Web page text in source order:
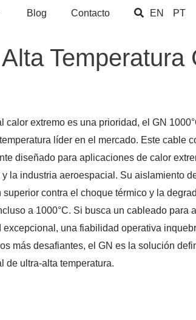
Blog Contacto EN PT
Temperatura
calor extremo es una prioridad, el GN
líder en el mercado. Este cable
diseñado para aplicaciones de calor
la industria aeroespacial. Su aislamiento
contra el choque térmico y la
a 1000°C. Si busca un cableado para
una fiabilidad operativa
más desafiantes, el GN es la solución
de ultra-alta temperatura.